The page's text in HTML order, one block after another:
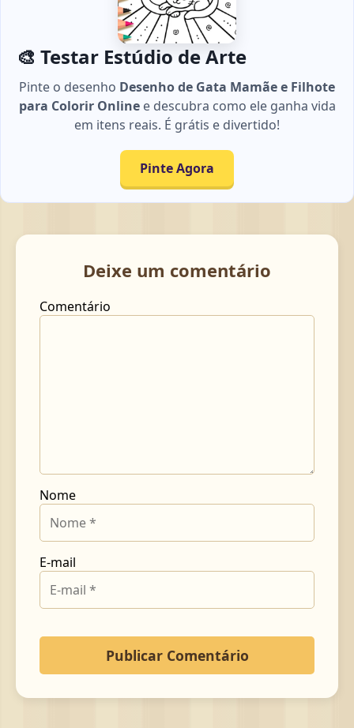
🎨 Testar Estúdio de Arte
Pinte o desenho Desenho de Gata Mamãe e Filhote
para Colorir Onlinee descubra como ele ganha vida
em itens reais. É grátis e divertido!
Pinte Agora
Deixe um comentário
Comentário
Nome
E-mail